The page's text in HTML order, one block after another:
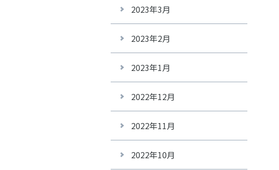
2023年3月
2023年2月
2023年1月
2022年12月
2022年11月
2022年10月